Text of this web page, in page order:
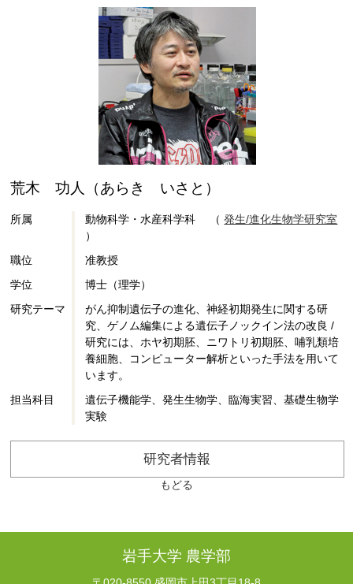
荒木 功人（あらき いさと）
所属 動物科学・水産科学科 （ 発生/進化生物学研究室
）
職位
准教授
学位
博士（理学）
研究テーマ
がん抑制遺伝子の進化、神経初期発生に関する研
究、ゲノム編集による遺伝子ノックイン法の改良 /
研究には、ホヤ初期胚、ニワトリ初期胚、哺乳類培
養細胞、コンピューター解析といった手法を用いて
います。
担当科目
遺伝子機能学、発生生物学、臨海実習、基礎生物学
実験
研究者情報
もどる
岩手大学 農学部